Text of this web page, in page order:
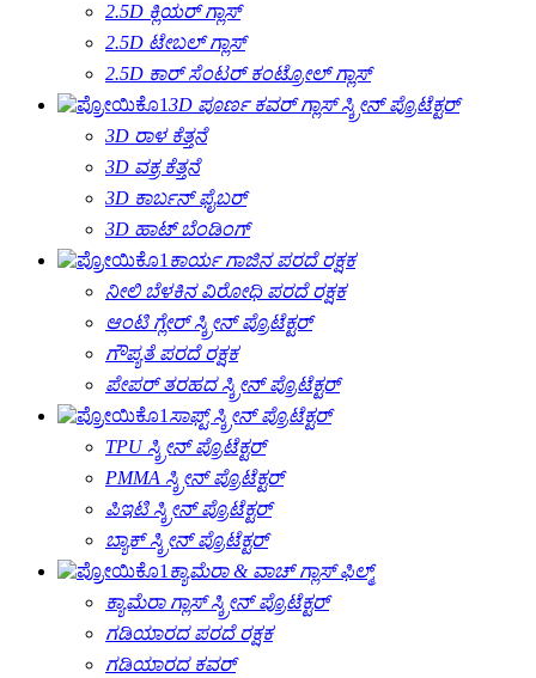
2.5D ಕ್ಲಿಯರ್ ಗ್ಲಾಸ್
2.5D ಟೇಬಲ್ ಗ್ಲಾಸ್
2.5D ಕಾರ್ ಸೆಂಟರ್ ಕಂಟ್ರೋಲ್ ಗ್ಲಾಸ್
3D ಪೂರ್ಣ ಕವರ್ ಗ್ಲಾಸ್ ಸ್ಕ್ರೀನ್ ಪ್ರೊಟೆಕ್ಟರ್
3D ರಾಳ ಕೆತ್ತನೆ
3D ವಕ್ರ ಕೆತ್ತನೆ
3D ಕಾರ್ಬನ್ ಫೈಬರ್
3D ಹಾಟ್ ಬೆಂಡಿಂಗ್
ಕಾರ್ಯ ಗಾಜಿನ ಪರದೆ ರಕ್ಷಕ
ನೀಲಿ ಬೆಳಕಿನ ವಿರೋಧಿ ಪರದೆ ರಕ್ಷಕ
ಆಂಟಿ ಗ್ಲೇರ್ ಸ್ಕ್ರೀನ್ ಪ್ರೊಟೆಕ್ಟರ್
ಗೌಪ್ಯತೆ ಪರದೆ ರಕ್ಷಕ
ಪೇಪರ್ ತರಹದ ಸ್ಕ್ರೀನ್ ಪ್ರೊಟೆಕ್ಟರ್
ಸಾಫ್ಟ್ ಸ್ಕ್ರೀನ್ ಪ್ರೊಟೆಕ್ಟರ್
TPU ಸ್ಕ್ರೀನ್ ಪ್ರೊಟೆಕ್ಟರ್
PMMA ಸ್ಕ್ರೀನ್ ಪ್ರೊಟೆಕ್ಟರ್
ಪಿಇಟಿ ಸ್ಕ್ರೀನ್ ಪ್ರೊಟೆಕ್ಟರ್
ಬ್ಯಾಕ್ ಸ್ಕ್ರೀನ್ ಪ್ರೊಟೆಕ್ಟರ್
ಕ್ಯಾಮೆರಾ & ವಾಚ್ ಗ್ಲಾಸ್ ಫಿಲ್ಮ್
ಕ್ಯಾಮೆರಾ ಗ್ಲಾಸ್ ಸ್ಕ್ರೀನ್ ಪ್ರೊಟೆಕ್ಟರ್
ಗಡಿಯಾರದ ಪರದೆ ರಕ್ಷಕ
ಗಡಿಯಾರದ ಕವರ್